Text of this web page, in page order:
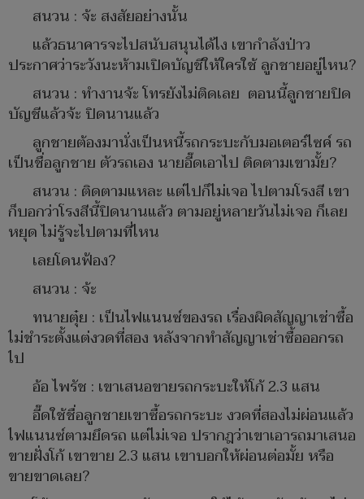
สนวน : จ้ะ สงสัยอย่างนั้น
แล้วธนาคารจะไปสนับสนุนได้ไง เขากำลังป่าว
ประกาศว่าระวังนะห้ามเปิดบัญชีให้ใครใช้ ลูกชายอยู่ไหน?
สนวน : ทำงานจ้ะ โทรยังไม่ติดเลย ตอนนี้ลูกชายปิด
บัญชีแล้วจ้ะ ปิดนานแล้ว
ลูกชายต้องมานั่งเป็นหนี้รถกระบะกับมอเตอร์ไซค์ รถ
เป็นชื่อลูกชาย ตัวรถเอง นายอี๊ดเอาไป ติดตามเขามั้ย?
สนวน : ติดตามแหละ แต่ไปก็ไม่เจอ ไปตามโรงสี เขา
ก็บอกว่าโรงสีนี้ปิดนานแล้ว ตามอยู่หลายวันไม่เจอ ก็เลย
หยุด ไม่รู้จะไปตามที่ไหน
เลยโดนฟ้อง?
สนวน : จ้ะ
ทนายตุ๋ย : เป็นไฟแนนซ์ของรถ เรื่องผิดสัญญาเช่าซื้อ
ไม่ชำระตั้งแต่งวดที่สอง หลังจากทำสัญญาเช่าซื้อออกรถ
ไป
อ้อ ไพรัช : เขาเสนอขายรถกระบะให้โก้ 2.3 แสน
อี๊ดใช้ชื่อลูกชายเขาซื้อรถกระบะ งวดที่สองไม่ผ่อนแล้ว
ไฟแนนซ์ตามยึดรถ แต่ไม่เจอ ปรากฎว่าเขาเอารถมาเสนอ
ขายฝั่งโก้ เขาขาย 2.3 แสน เขาบอกให้ผ่อนต่อมั้ย หรือ
ขายขาดเลย?